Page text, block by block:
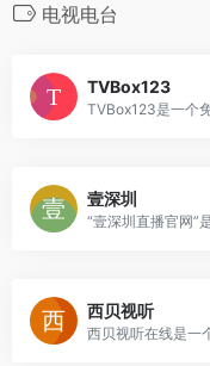
电视电台
TVBox123
壹深圳
西贝视听